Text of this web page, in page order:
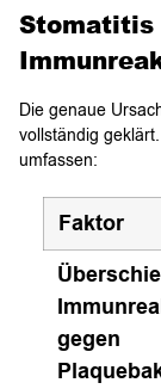
Stomatitis
Die genaue
vollständig
umfassen:
Faktor
gegen